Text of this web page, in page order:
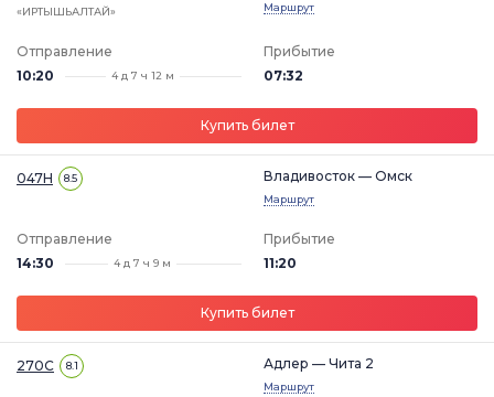
«ИРТЫШЬАЛТАЙ» Маршрут
Отправление
10:20
4 д 7 ч 12 м
Прибытие
07:32
Купить билет
047Н 8.5 Владивосток — Омск
Маршрут
Отправление
14:30
4 д 7 ч 9 м
Прибытие
11:20
Купить билет
270С 8.1 Адлер — Чита 2
Маршрут